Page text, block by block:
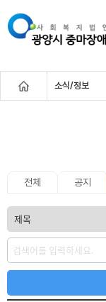
소식/정보
전체 공지